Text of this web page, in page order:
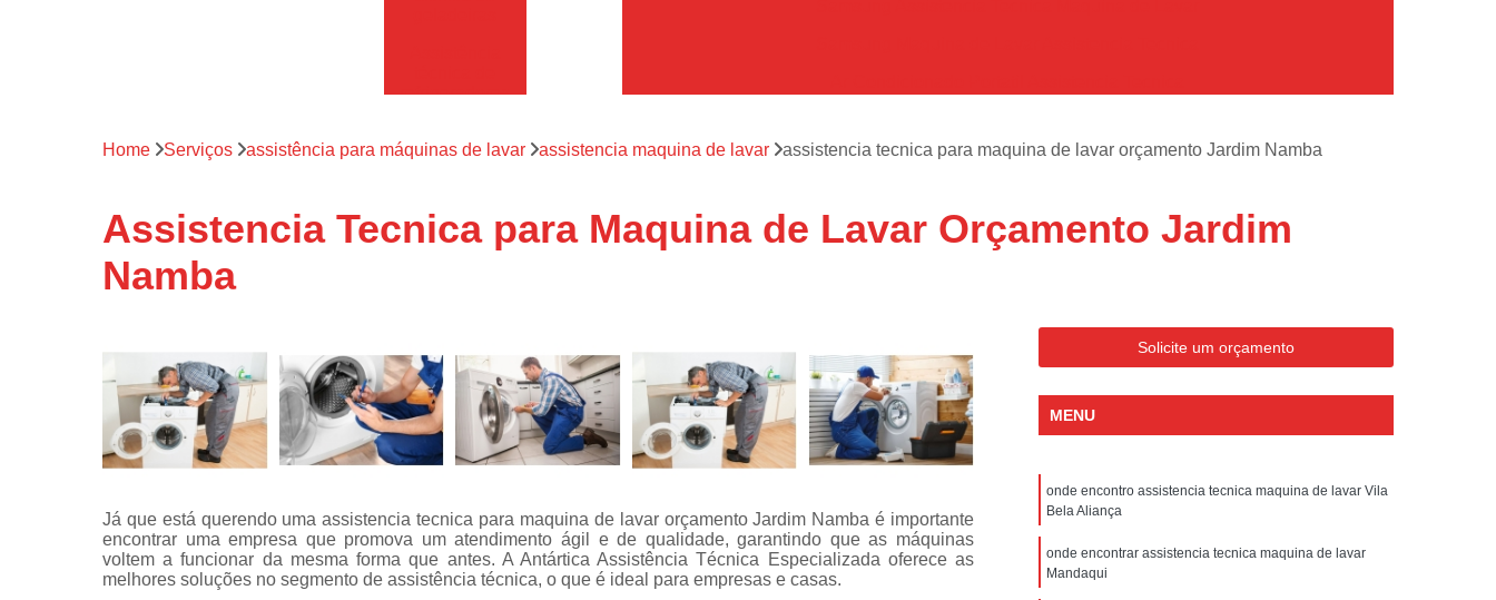
refrigeradores
técnica de
técnicas de
fogão
Conserto de
máquinas de
lavar
Consertos de
adega
geladeiras
expositoras
Instalação de
Assistencia Tecnica Ar Condicionado Portatil
Assistencia Tecnica Ar Condicionado Portatil Philco
Assistencia Tecnica de Ar Condicionado Portatil Philco
Assistencia Tecnica em Ar Condicionado Portatil
Assistencia Tecnica para Ar Condicionado Portatil
Assistencia Tecnica de Geladeira
Assistencia Tecnica de Geladeira Electrolux
Assistencia Tecnica Geladeira Electrolux
Assistencia Tecnica Resfriar Geladeira
Electrolux Assistencia Tecnica Geladeira
Electrolux Geladeira Assistencia Tecnica
Geladeira Assistencia Tecnica
Home Serviços assistência para máquinas de lavar assistencia maquina de lavar assistencia tecnica para maquina de lavar orçamento Jardim Namba
Assistencia Tecnica para Maquina de Lavar Orçamento Jardim
Namba
Já que está querendo uma assistencia tecnica para maquina de lavar orçamento Jardim Namba é importante
encontrar uma empresa que promova um atendimento ágil e de qualidade, garantindo que as máquinas
voltem a funcionar da mesma forma que antes. A Antártica Assistência Técnica Especializada oferece as
melhores soluções no segmento de assistência técnica, o que é ideal para empresas e casas.
Solicite um orçamento
MENU
onde encontro assistencia tecnica maquina de lavar Vila
Bela Aliança
onde encontrar assistencia tecnica maquina de lavar
Mandaqui